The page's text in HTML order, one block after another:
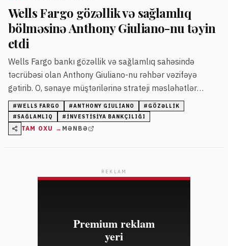
Wells Fargo gözəllik və sağlamlıq
bölməsinə Anthony Giuliano-nu təyin
etdi
Wells Fargo bankı gözəllik və sağlamlıq sahəsində
təcrübəsi olan Anthony Giuliano-nu rəhbər vəzifəyə
gətirib. O, sənaye müştərilərinə strateji məsləhətlər
verərək platformanın inkişafını təmin edəcək.
#WELLS FARGO #ANTHONY GIULIANO # GÖZƏLLIK
#SAĞLAMLIQ # INVESTISIYA BANKÇILIĞI
TAM OXU → MƏNBƏ
REKLAM